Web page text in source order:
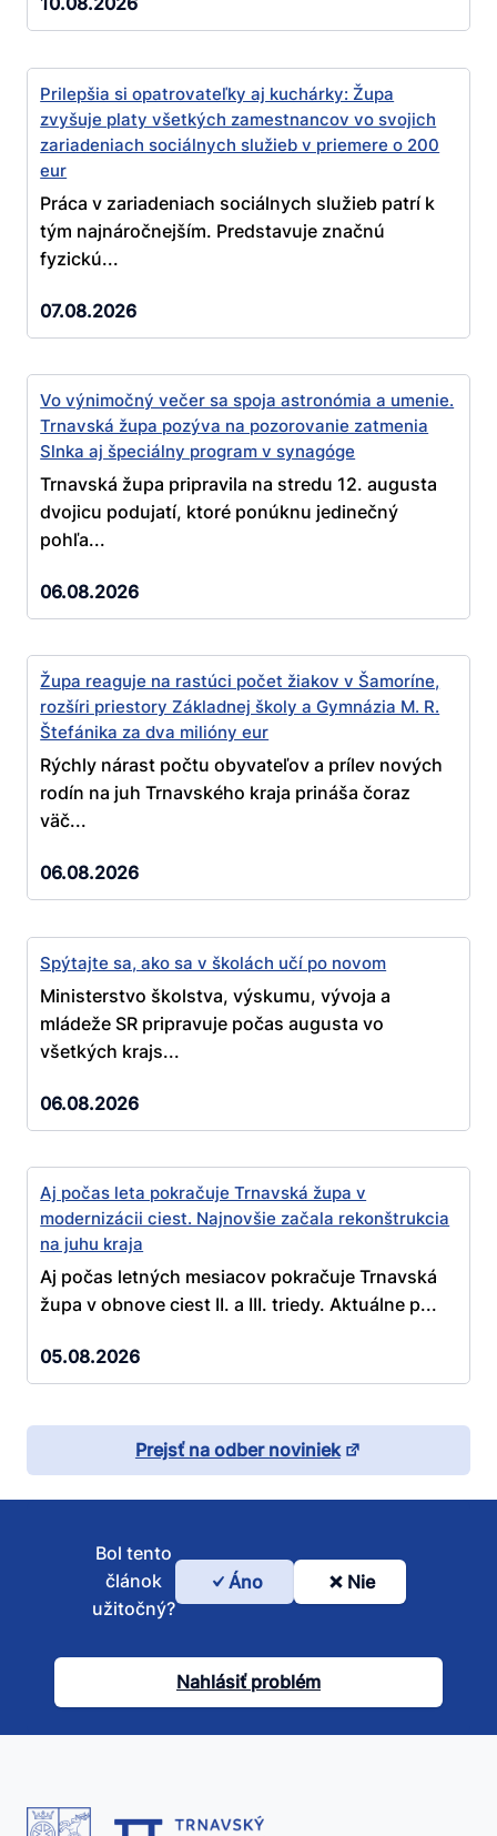
Prilepšia si opatrovateľky aj kuchárky: Župa
zvyšuje platy všetkých zamestnancov vo svojich
zariadeniach sociálnych služieb v priemere o 200
eur
Práca v zariadeniach sociálnych služieb patrí k
tým najnáročnejším. Predstavuje značnú
fyzickú...
07.08.2026
Vo výnimočný večer sa spoja astronómia a umenie.
Trnavská župa pozýva na pozorovanie zatmenia
Slnka aj špeciálny program v synagóge
Trnavská župa pripravila na stredu 12. augusta
dvojicu podujatí, ktoré ponúknu jedinečný
pohľa...
06.08.2026
Župa reaguje na rastúci počet žiakov v Šamoríne,
rozšíri priestory Základnej školy a Gymnázia M. R.
Štefánika za dva milióny eur
Rýchly nárast počtu obyvateľov a prílev nových
rodín na juh Trnavského kraja prináša čoraz
väč...
06.08.2026
Spýtajte sa, ako sa v školách učí po novom
Ministerstvo školstva, výskumu, vývoja a
mládeže SR pripravuje počas augusta vo
všetkých krajs...
06.08.2026
Aj počas leta pokračuje Trnavská župa v
modernizácii ciest. Najnovšie začala rekonštrukcia
na juhu kraja
Aj počas letných mesiacov pokračuje Trnavská
župa v obnove ciest II. a III. triedy. Aktuálne p...
05.08.2026
Prejsť na odber noviniek
Bol
článok
užitočný?
Bol tento
článok
užitočný?
Áno Nie
Nahlásiť problém